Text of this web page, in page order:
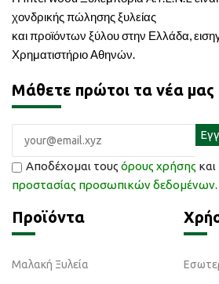
χονδρικής πώλησης ξυλείας
και προϊόντων ξύλου στην Ελλάδα,
Χρηματιστήριο Αθηνών.
Μάθετε πρώτοι τα νέα μας
Αποδέχομαι τους όρους χρήσης
προστασίας προσωπικών δεδομένων.
Προϊόντα
Μαλακή Ξυλεία